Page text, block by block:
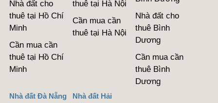
Nhà đất cho
thuê tại Hồ Chí
Minh
Cần mua cần
thuê tại Hồ Chí
Minh
thuê tại Hà Nội
Cần mua cần
thuê tại Hà Nội
Nhà đất cho
thuê Bình
Dương
Cần mua cần
thuê Bình
Dương
Nhà đất Đà Nẵng
Nhà đất Hải